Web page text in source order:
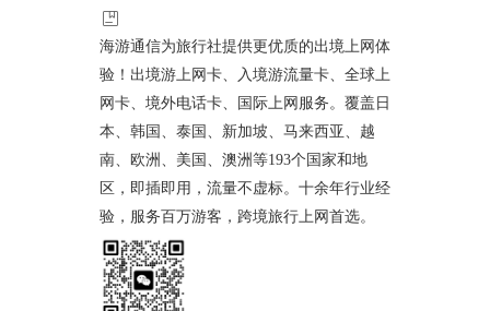
海游通信为旅行社提供更优质的出境上网体
验！出境游上网卡、入境游流量卡、全球上
网卡、境外电话卡、国际上网服务。覆盖日
本、韩国、泰国、新加坡、马来西亚、越
南、欧洲、美国、澳洲等193个国家和地
区，即插即用，流量不虚标。十余年行业经
验，服务百万游客，跨境旅行上网首选。